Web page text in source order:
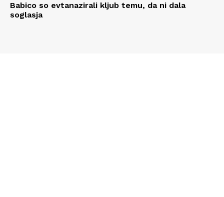
Babico so evtanazirali kljub temu, da ni dala
soglasja